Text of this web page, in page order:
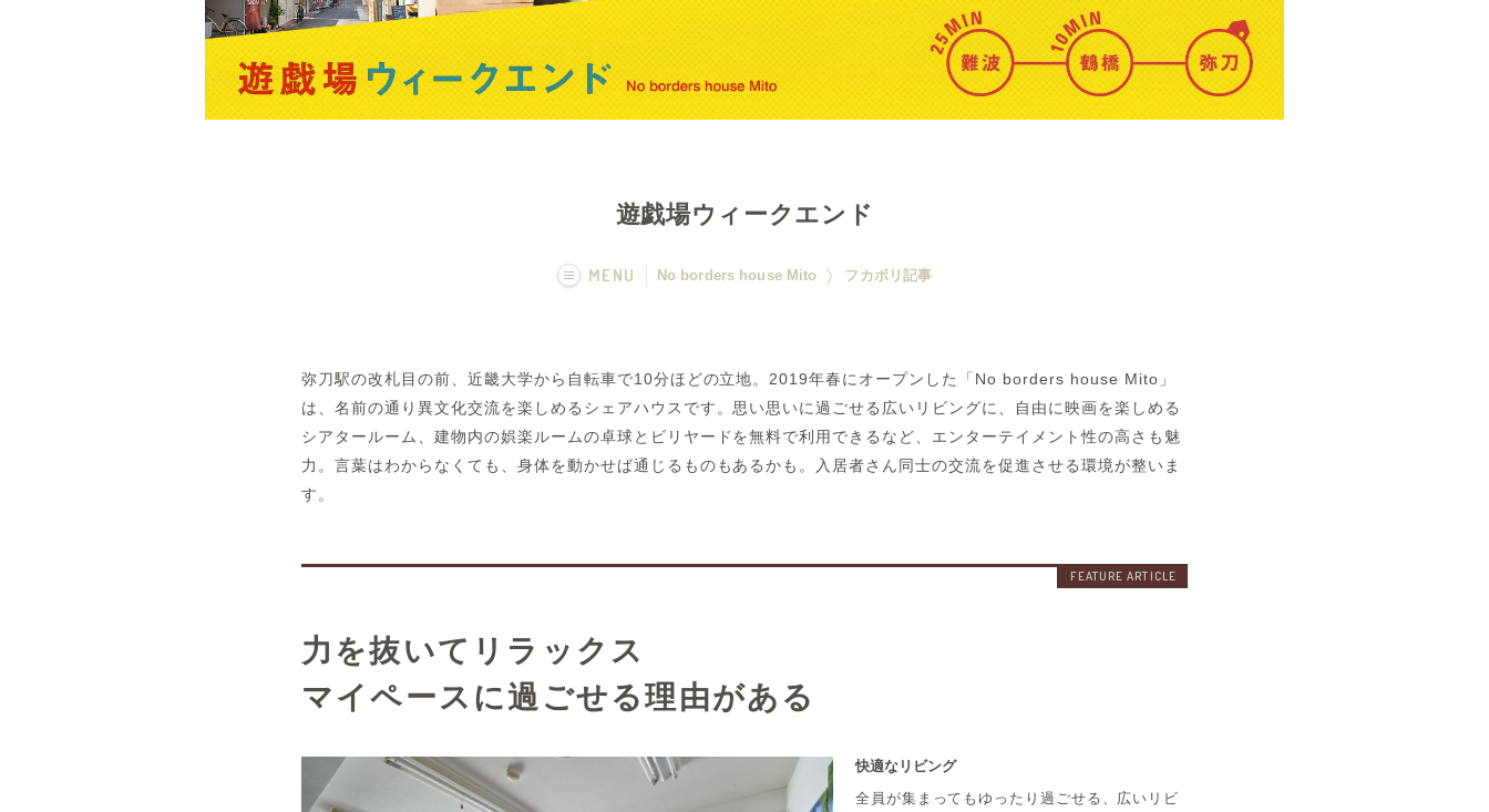
遊戯場ウィークエンド
MENU No borders house Mito フカボリ記事
運営者 フカボリ記事
弥刀駅の改札目の前、近畿大学から自転車で10分ほどの立地。2019年春にオープンした「No borders house Mito」
は、名前の通り異文化交流を楽しめるシェアハウスです。思い思いに過ごせる広いリビングに、自由に映画を楽しめる
シアタールーム、建物内の娯楽ルームの卓球とビリヤードを無料で利用できるなど、エンターテイメント性の高さも魅
力。言葉はわからなくても、身体を動かせば通じるものもあるかも。入居者さん同士の交流を促進させる環境が整いま
す。
力を抜いてリラックス
マイペースに過ごせる理由がある
快適なリビング
全員が集まってもゆったり過ごせる、広いリビ